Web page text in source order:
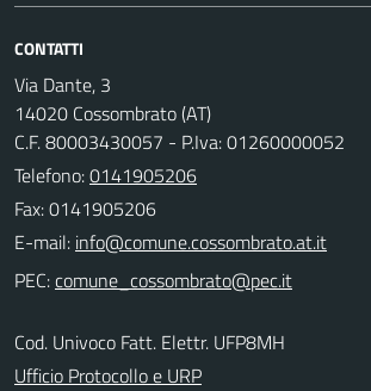
CONTATTI
Via Dante, 3
14020 Cossombrato (AT)
C.F. 80003430057 - P.Iva: 01260000052
Telefono:0141905206
Fax: 0141905206
E-mail:
PEC:
Cod. Univoco Fatt. Elettr. UFP8MH
Ufficio Protocollo e URP